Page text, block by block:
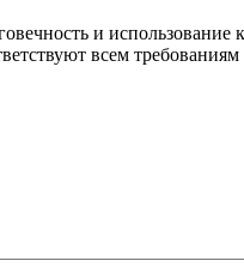
и использование
всем требованиям